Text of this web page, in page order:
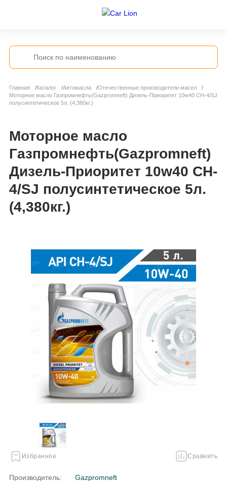
Главная Каталог Автомасла
Отечественные производители масел
Моторное масло Газпромнефть(Gazpromneft) Дизель-Приоритет 10w40 CH-4/SJ
полусинтетическое 5л. (4,380кг.)
Моторное масло
Газпромнефть(Gazpromneft)
Дизель-Приоритет 10w40 CH-
4/SJ полусинтетическое 5л.
(4,380кг.)
Избранное Сравнить
Производитель: Gazpromneft